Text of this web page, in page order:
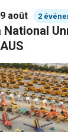
août 2